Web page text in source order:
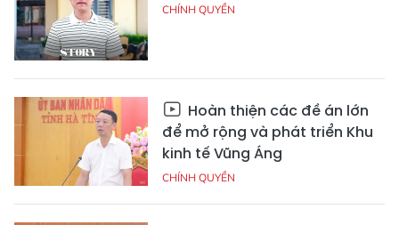
CHÍNH QUYỀN
Hoàn thiện các đề án lớn
để mở rộng và phát triển Khu
kinh tế Vũng Áng
CHÍNH QUYỀN